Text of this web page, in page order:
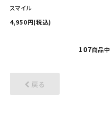
スマイル
4,950円(税込)
107商品中
戻る